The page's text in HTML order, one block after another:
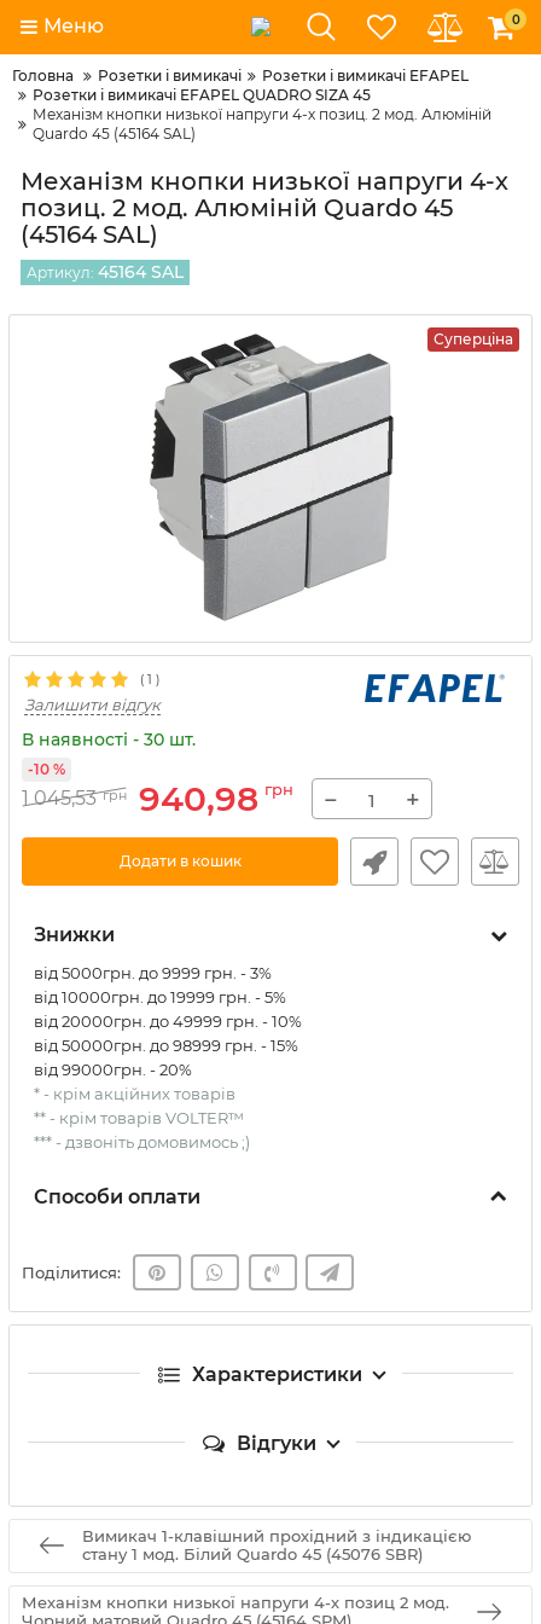
Меню 0
Головна Розетки і вимикачі
Розетки і вимикачі EFAPEL
Розетки і вимикачі EFAPEL QUADRO SIZA 45
Механізм кнопки низької напруги 4-х позиц. 2 мод. Алюміній
Quardo 45 (45164 SAL)
Механізм кнопки низької напруги 4-х
позиц. 2 мод. Алюміній Quardo 45
(45164 SAL)
Артикул: 45164 SAL
Суперціна
( 1 )
Залишити відгук
В наявності - 30 шт.
1 045,53 грн 940,98 грн
-10 %
− +
Додати в кошик
Знижки
від 5000грн. до 9999 грн. - 3%
від 10000грн. до 19999 грн. - 5%
від 20000грн. до 49999 грн. - 10%
від 50000грн. до 98999 грн. - 15%
від 99000грн. - 20%
* - крім акційних товарів
** - крім товарів VOLTER™
*** - дзвоніть домовимось ;)
Способи оплати
Поділитися:
Характеристики
Відгуки
Вимикач 1-клавішний прохідний з індикацією
стану 1 мод. Білий Quardo 45 (45076 SBR)
Механізм кнопки низької напруги 4-х позиц 2 мод.